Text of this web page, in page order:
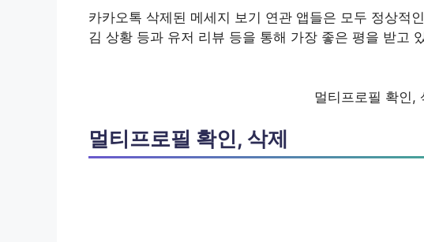
카카오톡 삭제된 메세지 보기 연관 앱들은 모두 정상적
김 상황 등과 유저 리뷰 등을 통해 가장 좋은 평을 받고
멀티프로필 확인,
멀티프로필 확인, 삭제